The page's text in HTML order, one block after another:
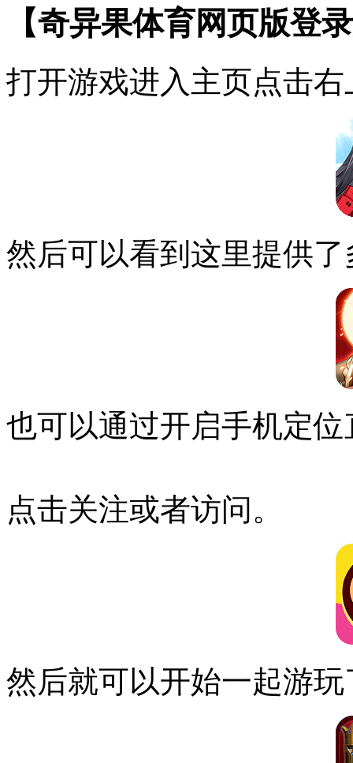
【奇异果体育网页版登
打开游戏进入主页点击
然后可以看到这里提供
也可以通过开启手机定
点击关注或者访问。
然后就可以开始一起游玩